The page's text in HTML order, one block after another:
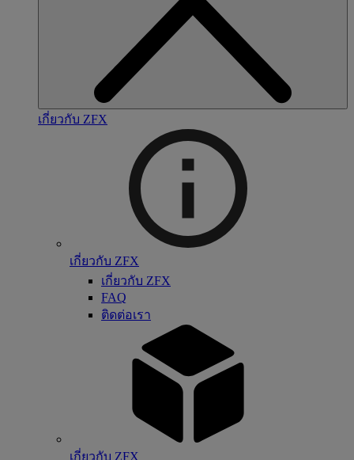
เกี่ยวกับ ZFX
เกี่ยวกับ ZFX
เกี่ยวกับ ZFX
FAQ
ติดต่อเรา
เกี่ยวกับ ZFX